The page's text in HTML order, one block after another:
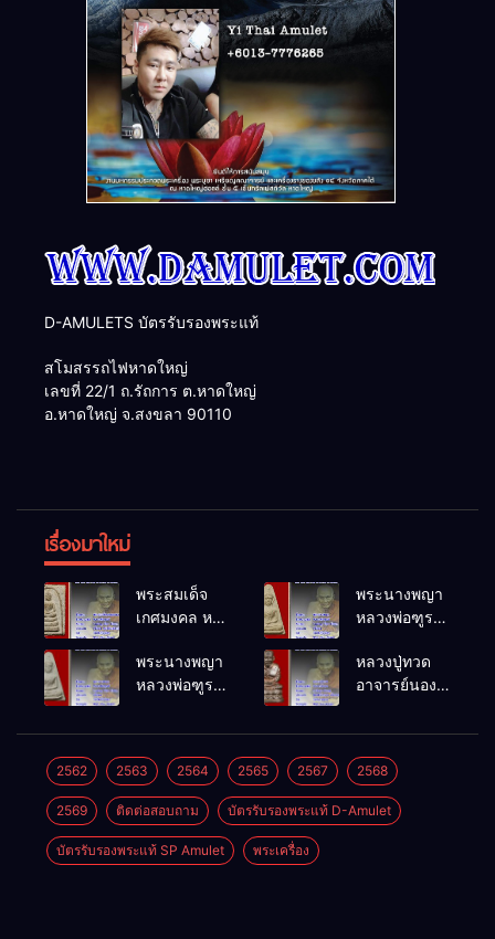
D-AMULETS บัตรรับรองพระแท้
สโมสรรถไฟหาดใหญ่
เลขที่ 22/1 ถ.รัถการ ต.หาดใหญ่
อ.หาดใหญ่ จ.สงขลา 90110
เรื่องมาใหม่
พระสมเด็จ
เกศมงคล หล
โพธิ์นิมิตร
พ.ศ.2512
พระนางพญา
หลวงพ่อฑูรย์
พ.ศ.2512
พระนางพญา
หลวงพ่อฑูรย์
พ.ศ.2512
หลวงปู่ทวด
อาจารย์นอง
พ.ศ.2541
2562 2563 2564 2565 2567 2568
2569 ติดต่อสอบถาม บัตรรับรองพระแท้ D-Amulet
บัตรรับรองพระแท้ SP Amulet พระเครื่อง